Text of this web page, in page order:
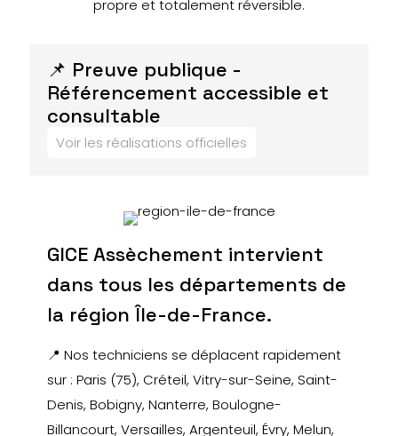
propre et totalement réversible.
📌 Preuve publique -
Référencement accessible et
consultable
Voir les réalisations officielles
GICE Assèchement intervient
dans tous les départements de
la région Île-de-France.
📍 Nos techniciens se déplacent rapidement
sur : Paris (75), Créteil, Vitry-sur-Seine, Saint-
Denis, Bobigny, Nanterre, Boulogne-
Billancourt, Versailles, Argenteuil, Évry, Melun,